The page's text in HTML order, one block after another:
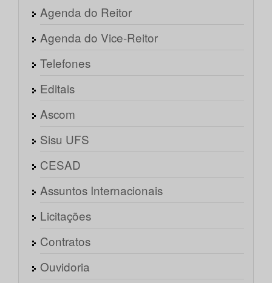
Agenda do Reitor
Agenda do Vice-Reitor
Telefones
Editais
Ascom
Sisu UFS
CESAD
Assuntos Internacionais
Licitações
Contratos
Ouvidoria